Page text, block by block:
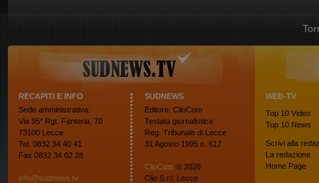
RECAPITI E INFO
Sede amministrativa:
Via 95° Rgt. Fanteria, 70
73100 Lecce
Tel. 0832 34 40 41
Fax 0832 34 02 28
info@sudnews.tv
SUDNEWS
Editore: ClioCom
Testata giornalistica
Reg. Tribunale di Lecce
31 Agosto 1995 n. 617
ClioCom © 2026
Clio S.r.l. Lecce
WEB-TV
Top 10 Video
Top 10 News
Scrivi alla
La redazione
Home Page